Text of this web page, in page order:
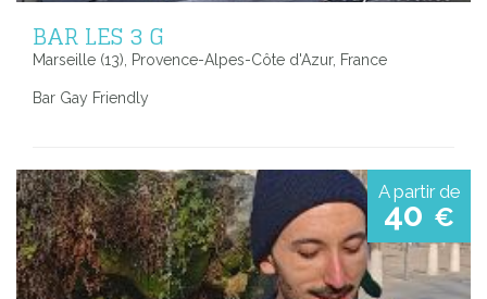
BAR LES 3 G
Marseille (13), Provence-Alpes-Côte d'Azur, France
Bar Gay Friendly
A partir de
40 €